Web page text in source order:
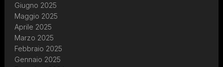
Giugno 2025
Maggio 2025
Aprile 2025
Marzo 2025
Febbraio 2025
Gennaio 2025